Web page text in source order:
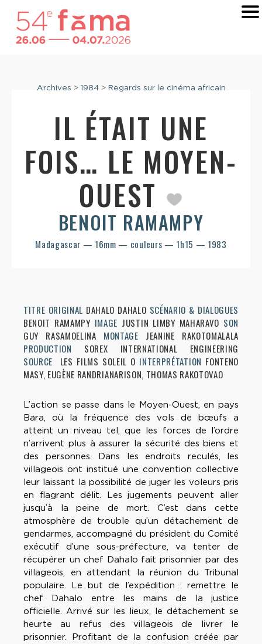
Archives > 1984> Regards sur le cinéma africain
IL ÉTAIT UNE
FOIS… LE MOYEN-
OUEST
BENOIT RAMAMPY
Madagascar — 16mm — couleurs — 1h15 — 1983
TITRE ORIGINAL DAHALO DAHALO SCÉNARIO & DIALOGUES
BENOIT RAMAMPY IMAGE JUSTIN LIMBY MAHARAVO SON
GUY RASAMOELINA MONTAGE JEANINE RAKOTOMALALA
PRODUCTION SOREX INTERNATIONAL ENGINEERING
SOURCE
LES FILMS SOLEIL O INTERPRÉTATION FONTENO
MASY, EUGÈNE RANDRIANARISON, THOMAS RAKOTOVAO
L’action se passe dans le Moyen-Ouest, en pays
Bara, où la fréquence des vols de bœufs a
atteint un niveau tel, que les forces de l’ordre
n’arrivent plus à assurer la sécurité des biens et
des personnes. Dans les endroits reculés, les
villageois ont institué une convention collective
leur laissant la possibilité de juger les voleurs pris
en flagrant délit. Les jugements peuvent aller
jusqu’à la peine de mort. C’est dans cette
atmosphère de trouble qu’un détachement de
gendarmes, accompagné du président du Comité
exécutif d’une sous-préfecture, va tenter de
récupérer un chef Dahalo fait prisonnier par des
villageois, en attendant la réunion du Tribunal
populaire. Le but de l’expédition : remettre le
chef Dahalo entre les mains de la justice
officielle. Arrivé sur les lieux, le détachement se
heurte au refus des villageois de livrer le
prisonnier. Profitant de la confusion créée par